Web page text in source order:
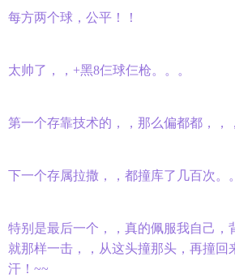
每方两个球，公平！！
太帅了，，+黑8仨球仨枪。。。
第一个存靠技术的，，那么偏都都，，
下一个存属拉撒，，都撞库了几百次。
特别是最后一个，，真的佩服我自己，
就那样一击，，从这头撞那头，再撞回
汗！~~